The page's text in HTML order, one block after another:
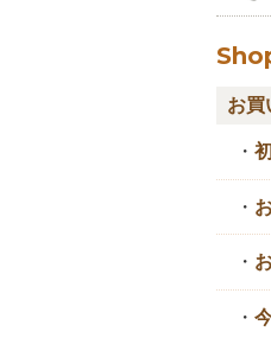
お買
・
・
・
・